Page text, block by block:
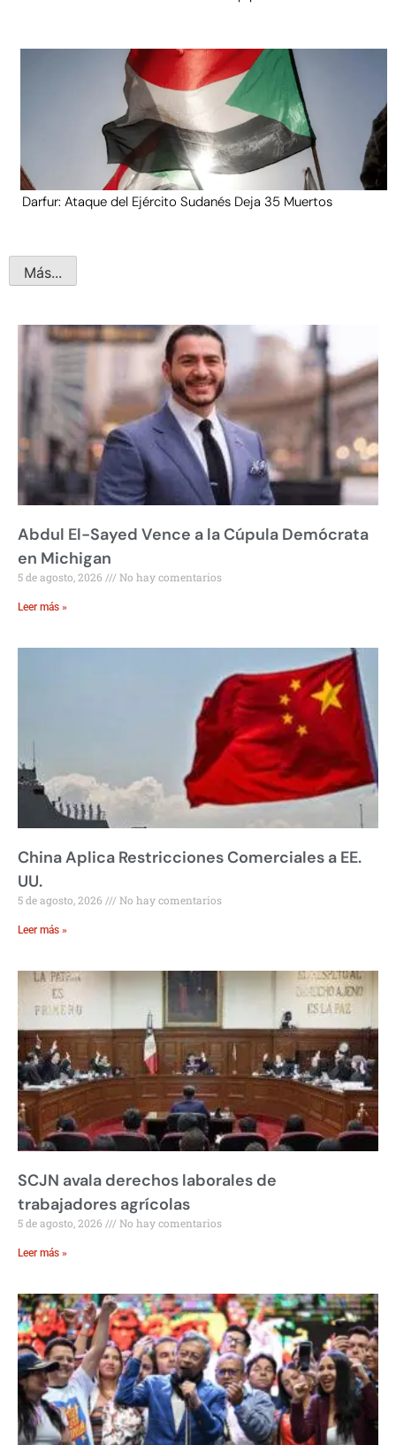
Darfur: Ataque del Ejército Sudanés Deja 35 Muertos
Más...
Abdul El-Sayed Vence a la Cúpula Demócrata
en Michigan
5 de agosto, 2026 No hay comentarios
Leer más »
China Aplica Restricciones Comerciales a EE.
UU.
5 de agosto, 2026 No hay comentarios
Leer más »
SCJN avala derechos laborales de
trabajadores agrícolas
5 de agosto, 2026 No hay comentarios
Leer más »